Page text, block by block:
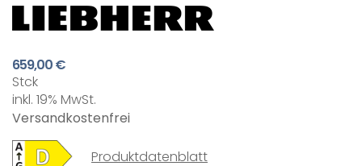
659,00 €
Stck
inkl. 19% MwSt.
Versandkostenfrei
Produktdatenblatt